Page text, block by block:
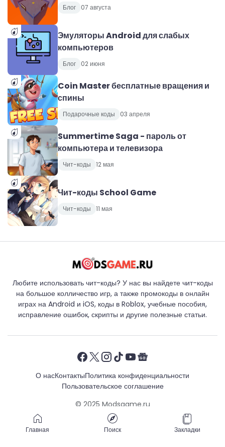
Блог 07 августа
Эмуляторы Android для слабых
компьютеров
Блог 02 июня
Coin Master бесплатные вращения и
спины
Подарочные коды 03 апреля
Summertime Saga - пароль от
компьютера и телевизора
Чит-коды 12 мая
Чит-коды School Game
Чит-коды 11 мая
Любите использовать чит-коды? У нас вы найдете чит-коды
на большое колличество игр, а также промокоды в онлайн
играх на Android и iOS, коды в Roblox, учебные пособия,
исправление ошибок, скрипты и другие полезные статьи.
О насКонтактыПолитика конфиденциальности
Пользовательское соглашение
© 2025 Modsgame.ru
Главная Поиск Закладки